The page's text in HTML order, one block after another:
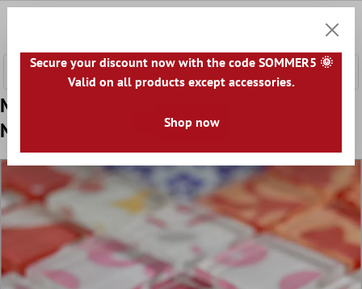
Model din Mozaic De Sticlă Gresie Retro
Noya Vintage Colorat
Secure your discount now with the code SOMMER5 🌞
Valid on all products except accessories.
Shop now